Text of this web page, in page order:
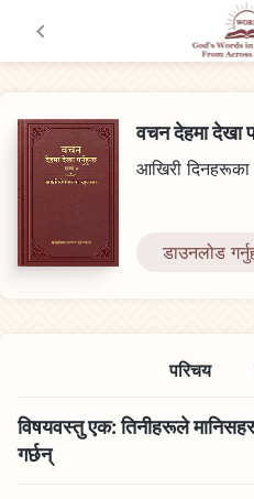
वचन देहमा देखा
आखिरी दिनहरूका
डाउनलोड
परिचय
विषयवस्तु एक: तिनीहरूले
गर्छन्